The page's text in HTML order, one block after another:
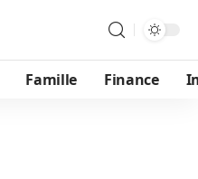
Famille Finance